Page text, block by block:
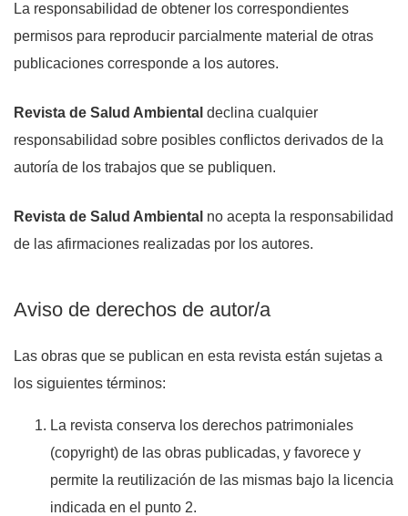
La responsabilidad de obtener los correspondientes
permisos para reproducir parcialmente material de otras
publicaciones corresponde a los autores.
Revista de Salud Ambiental declina cualquier
responsabilidad sobre posibles conflictos derivados de la
autoría de los trabajos que se publiquen.
Revista de Salud Ambiental no acepta la responsabilidad
de las afirmaciones realizadas por los autores.
Aviso de derechos de autor/a
Las obras que se publican en esta revista están sujetas a
los siguientes términos:
La revista conserva los derechos patrimoniales
(copyright) de las obras publicadas, y favorece y
permite la reutilización de las mismas bajo la licencia
indicada en el punto 2.